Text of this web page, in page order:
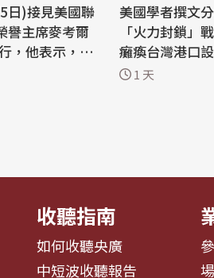
日)接見美國聯
譽主席麥考爾
，他表示，誠
台美夥伴關
美國學者撰文
「火力封鎖」
癱瘓台灣港口
使台灣投降，
1 天
收聽指南
如何收聽央廣
中短波收聽報告